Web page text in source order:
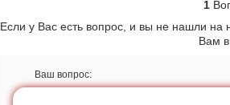
1
Если у Вас есть вопрос, и вы не нашли на
Вам
Ваш вопрос: